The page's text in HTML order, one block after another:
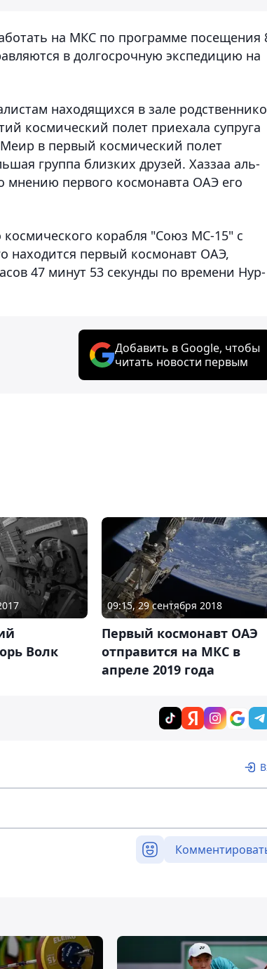
на МКС по программе посещения
в долгосрочную экспедицию на
находящихся в зале
космический полет приехала супруга
в первый космический полет
группа близких друзей. Хаззаа аль-
мнению первого космонавта ОАЭ его
корабля "Союз МС-15" с
находится первый космонавт ОАЭ,
47 минут 53 секунды по времени Нур-
Добавить в Google, чтобы
читать новости первым
Волк
09:15, 29 сентября 2018
Первый космонавт ОАЭ
отправится на МКС в
апреле 2019 года